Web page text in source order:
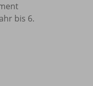
bis 6.